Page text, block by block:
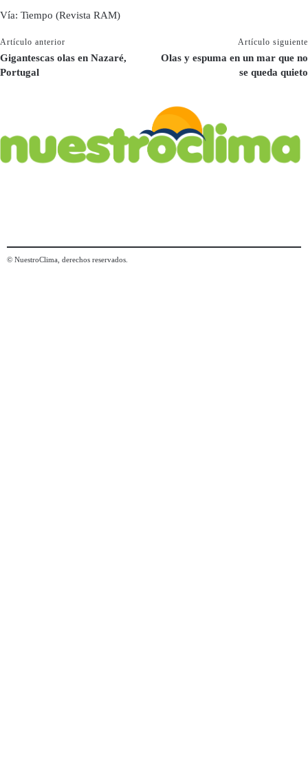
Vía: Tiempo (Revista RAM)
Artículo anterior
Gigantescas olas en Nazaré,
Portugal
Artículo siguiente
Olas y espuma en un mar que no
se queda quieto
© NuestroClima, derechos reservados.